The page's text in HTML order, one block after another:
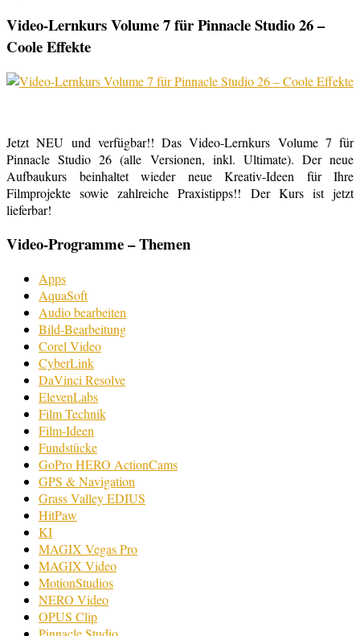
Video-Lernkurs Volume 7 für Pinnacle Studio 26 –
Coole Effekte
Jetzt NEU und verfügbar!! Das Video-Lernkurs Volume 7 für
Pinnacle Studio 26 (alle Versionen, inkl. Ultimate). Der neue
Aufbaukurs beinhaltet wieder neue Kreativ-Ideen für Ihre
Filmprojekte sowie zahlreiche Praxistipps!! Der Kurs ist jetzt
lieferbar!
Video-Programme – Themen
Apps
AquaSoft
Audio bearbeiten
Bild-Bearbeitung
Corel Video
CyberLink
DaVinci Resolve
ElevenLabs
Film Technik
Film-Ideen
Fundstücke
GoPro HERO ActionCams
GPS & Navigation
Grass Valley EDIUS
HitPaw
KI
MAGIX Vegas Pro
MAGIX Video
MotionStudios
NERO Video
OPUS Clip